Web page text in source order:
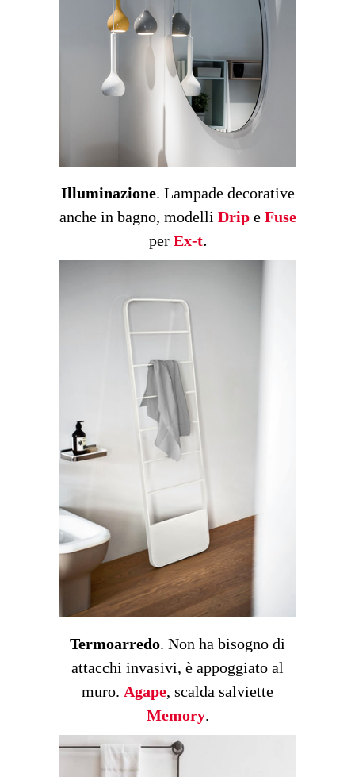
Illuminazione. Lampade decorative
anche in bagno, modelli Dripe Fuse
per Ex-t.
Termoarredo. Non ha bisogno di
attacchi invasivi, è appoggiato al
muro. Agape, scalda salviette
Memory.